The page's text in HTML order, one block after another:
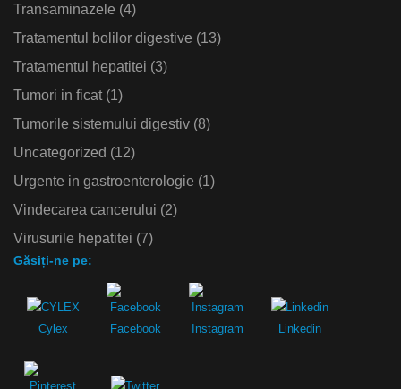
Transaminazele (4)
Tratamentul bolilor digestive (13)
Tratamentul hepatitei (3)
Tumori in ficat(1)
Tumorile sistemului digestiv (8)
Uncategorized (12)
Urgente in gastroenterologie (1)
Vindecarea cancerului (2)
Virusurile hepatitei (7)
Găsiți-ne pe:
Cylex Facebook Instagram Linkedin